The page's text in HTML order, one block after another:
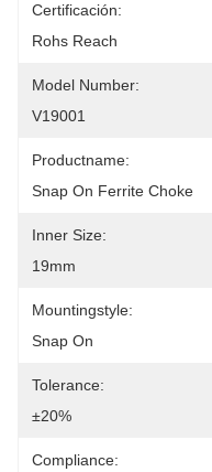
Certificación:
Rohs Reach
Model Number:
V19001
Productname:
Snap On Ferrite Choke
Inner Size:
19mm
Mountingstyle:
Snap On
Tolerance:
±20%
Compliance: